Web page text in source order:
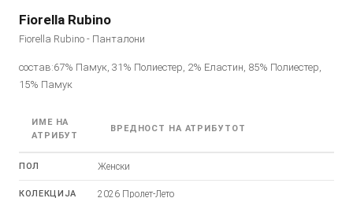
Fiorella Rubino
Fiorella Rubino - Панталони
состав:67% Памук, 31% Полиестер, 2% Еластин, 85% Полиестер,
15% Памук
ИМЕ НА
АТРИБУТ
ВРЕДНОСТ НА АТРИБУТОТ
ПОЛ Женски
КОЛЕКЦИЈА 2026 Пролет-Лето